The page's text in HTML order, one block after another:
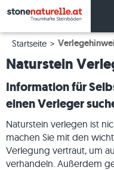
Startseite
Naturstein
Information für
einen Verleger
Naturstein verlegen ist
machen Sie mit den
Verlegung vertraut, um
verhandeln. Außerdem